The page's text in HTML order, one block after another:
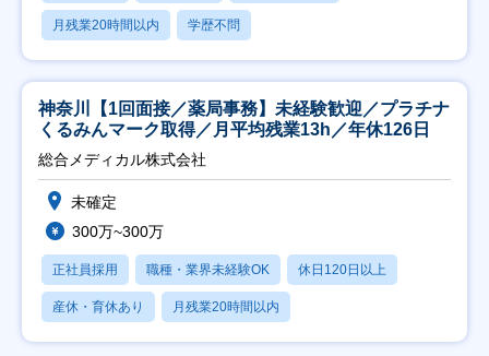
月残業20時間以内 学歴不問
神奈川【1回面接／薬局事務】未経験歓迎／プラチナ
くるみんマーク取得／月平均残業13h／年休126日
総合メディカル株式会社
未確定
300万~300万
正社員採用 職種・業界未経験OK 休日120日以上
産休・育休あり 月残業20時間以内